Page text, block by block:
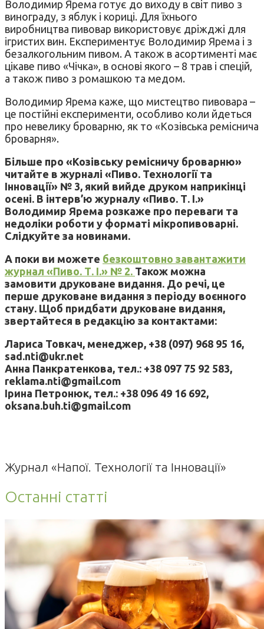
Володимир Ярема готує до виходу в світ пиво з
винограду, з яблук і кориці. Для їхнього
виробництва пивовар використовує дріжджі для
ігристих вин. Експериментує Володимир Ярема і з
безалкогольним пивом. А також в асортименті має
цікаве пиво «Чічка», в основі якого – 8 трав і спецій,
а також пиво з ромашкою та медом.
Володимир Ярема каже, що мистецтво пивовара –
це постійні експерименти, особливо коли йдеться
про невелику броварню, як то «Козівська реміснича
броварня».
Більше про «Козівську ремісничу броварню»
читайте в журналі «Пиво. Технології та
Інновації» № 3, який вийде друком наприкінці
осені. В інтерв’ю журналу «Пиво. Т. І.»
Володимир Ярема розкаже про переваги та
недоліки роботи у форматі мікропивоварні.
Слідкуйте за новинами.
А поки ви можете безкоштовно завантажити
журнал «Пиво. Т. І.» № 2. Також можна
замовити друковане видання. До речі, це
перше друковане видання з періоду воєнного
стану. Щоб придбати друковане видання,
звертайтеся в редакцію за контактами:
Лариса Товкач, менеджер, +38 (097) 968 95 16,
sad.nti@ukr.net
Анна Панкратенкова, тел.: +38 097 75 92 583,
reklama.nti@gmail.com
Ірина Петронюк, тел.: +38 096 49 16 692,
oksana.buh.ti@gmail.com
Журнал «Напої. Технології та Інновації»
Останні статті